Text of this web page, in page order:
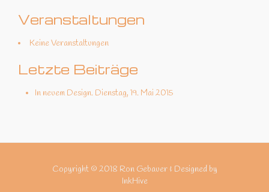
Veranstaltungen
Keine Veranstaltungen
Letzte Beiträge
In neuem Design. Dienstag, 19. Mai 2015
Copyright © 2018 Ron Gebauer & Designed by
InkHive